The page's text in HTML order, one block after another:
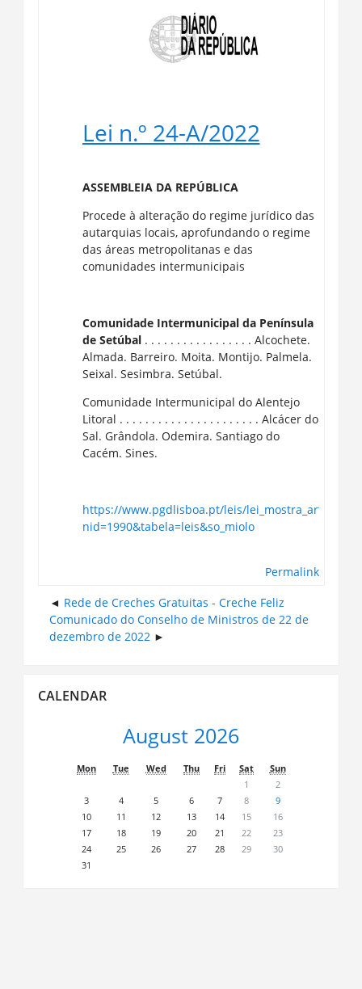
Lei n.º 24-A/2022
ASSEMBLEIA DA REPÚBLICA
Procede à alteração do regime jurídico das
autarquias locais, aprofundando o regime
das áreas metropolitanas e das
comunidades intermunicipais
Comunidade Intermunicipal da Península
de Setúbal. . . . . . . . . . . . . . . . . Alcochete.
Almada. Barreiro. Moita. Montijo. Palmela.
Seixal. Sesimbra. Setúbal.
Comunidade Intermunicipal do Alentejo
Litoral . . . . . . . . . . . . . . . . . . . . . . Alcácer do
Sal. Grândola. Odemira. Santiago do
Cacém. Sines.
https://www.pgdlisboa.pt/leis/
nid=1990&tabela=leis&so_miolo
Permalink
Rede de Creches Gratuitas - Creche Feliz
Comunicado do Conselho de Ministros de 22 de
dezembro de 2022
Calendar
CALENDAR
August 2026
Mon Tue Wed Thu Fri Sat
Sun
1
2
3
4 5 6 7 8
9
10
11 12 13 14 15
16
17
18 19 20 21 22
23
24
25 26 27 28 29
30
31